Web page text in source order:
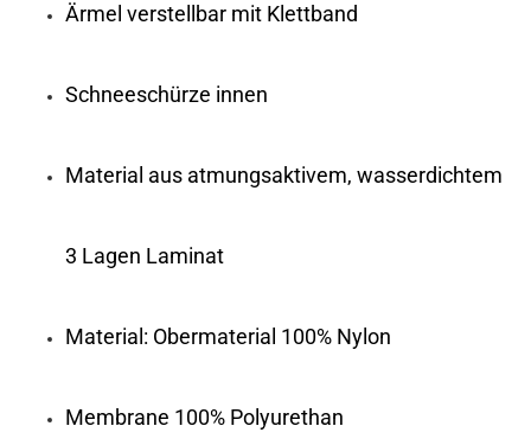
Ärmel verstellbar mit Klettband
Schneeschürze innen
Material aus atmungsaktivem, wasserdichtem
3 Lagen Laminat
Material: Obermaterial 100% Nylon
Membrane 100% Polyurethan